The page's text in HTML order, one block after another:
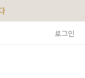
로그인